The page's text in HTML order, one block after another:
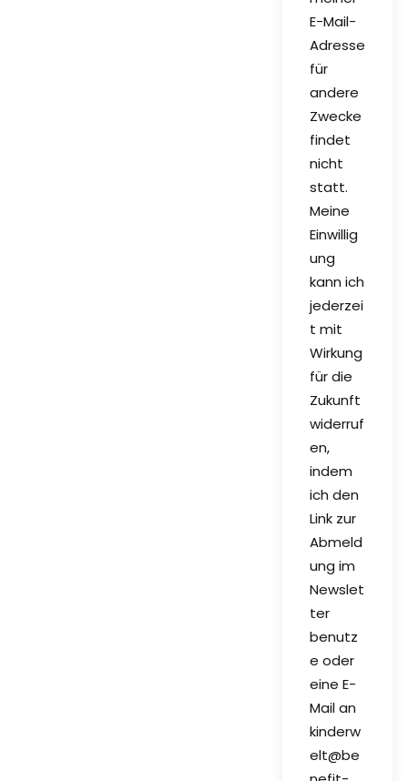
E-Mail-
Adresse
für
andere
Zwecke
findet
nicht
statt.
Meine
Einwillig
ung
kann ich
jederzei
t mit
Wirkung
für die
Zukunft
widerruf
en,
indem
ich den
Link zur
Abmeld
ung im
Newslet
ter
benutz
e oder
eine E-
Mail an
kinderw
elt@be